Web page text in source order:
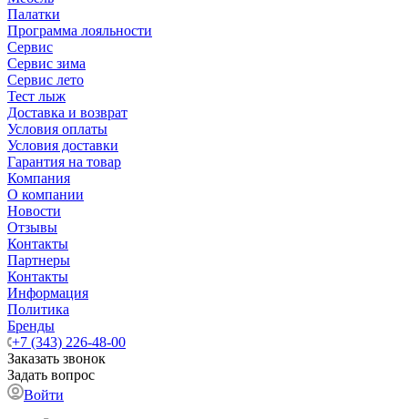
Палатки
Программа лояльности
Сервис
Сервис зима
Сервис лето
Тест лыж
Доставка и возврат
Условия оплаты
Условия доставки
Гарантия на товар
Компания
О компании
Новости
Отзывы
Контакты
Партнеры
Контакты
Информация
Политика
Бренды
+7 (343) 226-48-00
Заказать звонок
Задать вопрос
Войти